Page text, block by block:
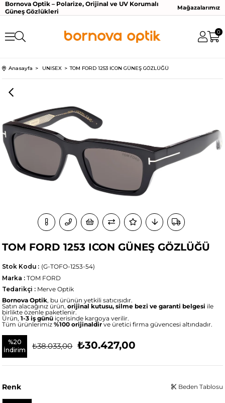
Bornova Optik – Polarize, Orijinal ve UV Korumalı
Güneş Gözlükleri
Mağazalarımız
0
Anasayfa UNISEX TOM FORD 1253 ICON GÜNEŞ GÖZLÜĞÜ
TOM FORD 1253 ICON GÜNEŞ GÖZLÜĞÜ
(G-TOFO-1253-54)
Stok Kodu
Marka : TOM FORD
Tedarikçi : Merve Optik
Bornova Optik, bu ürünün yetkili satıcısıdır.
Satın alacağınız ürün,orijinal kutusu, silme bezi ve garanti belgesi ile
birlikte özenle paketlenir.
Ürün,1-3 iş günü içerisinde kargoya verilir.
Tüm ürünlerimiz%100 orijinaldirve üretici firma güvencesi altındadır.
%20
İndirim
₺38.033,00 ₺30.427,00
Renk Beden Tablosu